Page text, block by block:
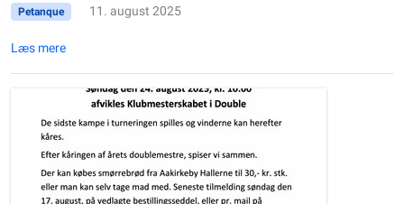
Petanque 11. august 2025
Læs mere